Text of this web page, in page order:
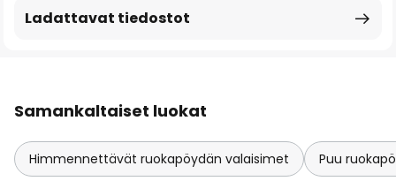
Ladattavat tiedostot
Samankaltaiset luokat
Himmennettävät ruokapöydän valaisimet Puu